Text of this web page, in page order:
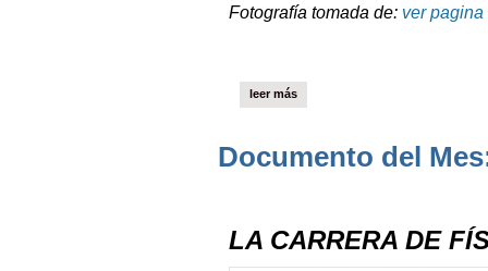
Fotografía tomada de: ver pagina
leer más
Documento del
LA CARRERA DE